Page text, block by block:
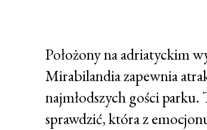
Położony na adriatyckim
Mirabilandia zapewnia
najmłodszych gości
sprawdzić, która z